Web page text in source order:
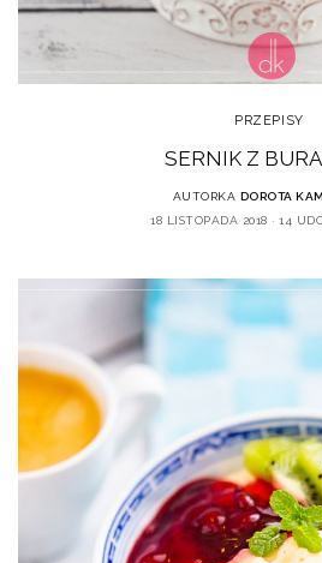
PRZEPISY
SERNIK Z
AUTORKA DOROTA
18 LISTOPADA 2018
14